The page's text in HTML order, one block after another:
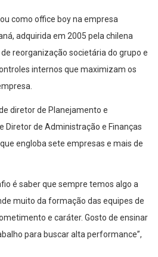
como office boy na empresa
adquirida em 2005 pela chilena
reorganização societária do grupo e
internos que maximizam os
diretor de Planejamento e
Diretor de Administração e Finanças
engloba sete empresas e mais de
é saber que sempre temos algo a
muito da formação das equipes de
e caráter. Gosto de ensinar
para buscar alta performance”,